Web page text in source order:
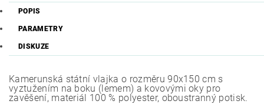
POPIS
PARAMETRY
DISKUZE
Kamerunská státní vlajka o rozměru 90x150 cm s
vyztužením na boku (lemem) a kovovými oky pro
zavěšení, materiál 100 % polyester, oboustranný potisk.